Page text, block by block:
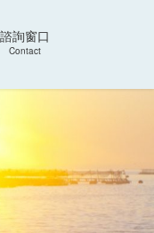
諮詢窗口
Contact